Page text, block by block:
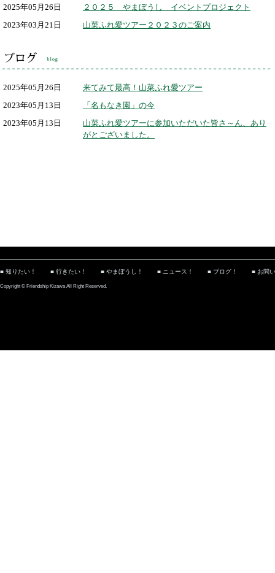
2025年05月26日
２０２５ やまぼうし イベントプロジェクト
2023年03月21日
山菜ふれ愛ツアー２０２３のご案内
2025年05月26日
来てみて最高！山菜ふれ愛ツアー
2023年05月13日
「名もなき園」の今
2023年05月13日
山菜ふれ愛ツアーに参加いただいた皆さ～ん、あり
がとございました。
■ 知りたい！ ■ 行きたい！ ■ やまぼうし！ ■ ニュース！ ■ ブログ！ ■ お問
Copyright © Friendship Kizawa All Right Reserved.